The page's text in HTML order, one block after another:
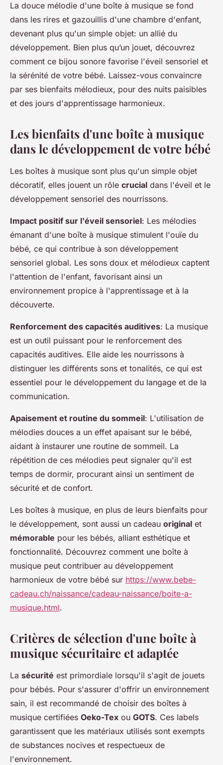
La douce mélodie d'une boîte à musique se fond
dans les rires et gazouillis d'une chambre d'enfant,
devenant plus qu'un simple objet: un allié du
développement. Bien plus qu’un jouet, découvrez
comment ce bijou sonore favorise l'éveil sensoriel et
la sérénité de votre bébé. Laissez-vous convaincre
par ses bienfaits mélodieux, pour des nuits paisibles
et des jours d'apprentissage harmonieux.
Les bienfaits d'une boîte à musique
dans le développement de votre bébé
Les boîtes à musique sont plus qu'un simple objet
décoratif, elles jouent un rôle crucial dans l'éveil et le
développement sensoriel des nourrissons.
Impact positif sur l'éveil sensoriel: Les mélodies
émanant d'une boîte à musique stimulent l'ouïe du
bébé, ce qui contribue à son développement
sensoriel global. Les sons doux et mélodieux captent
l'attention de l'enfant, favorisant ainsi un
environnement propice à l'apprentissage et à la
découverte.
Renforcement des capacités auditives: La musique
est un outil puissant pour le renforcement des
capacités auditives. Elle aide les nourrissons à
distinguer les différents sons et tonalités, ce qui est
essentiel pour le développement du langage et de la
communication.
Apaisement et routine du sommeil: L'utilisation de
mélodies douces a un effet apaisant sur le bébé,
aidant à instaurer une routine de sommeil. La
répétition de ces mélodies peut signaler qu'il est
temps de dormir, procurant ainsi un sentiment de
sécurité et de confort.
Les boîtes à musique, en plus de leurs bienfaits pour
le développement, sont aussi un cadeau original et
mémorable pour les bébés, alliant esthétique et
fonctionnalité. Découvrez comment une boîte à
musique peut contribuer au développement
harmonieux de votre bébé sur https://www.bebe-
cadeau.ch/naissance/cadeau-naissance/boite-a-
musique.html.
Critères de sélection d'une boîte à
musique sécuritaire et adaptée
La sécurité est primordiale lorsqu'il s'agit de jouets
pour bébés. Pour s'assurer d'offrir un environnement
sain, il est recommandé de choisir des boîtes à
musique certifiées Oeko-Tex ou GOTS. Ces labels
garantissent que les matériaux utilisés sont exempts
de substances nocives et respectueux de
l'environnement.